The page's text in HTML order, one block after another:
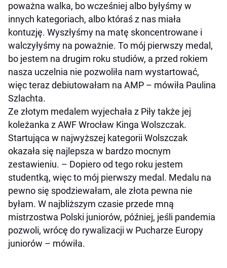
poważna walka, bo wcześniej albo byłyśmy w
innych kategoriach, albo któraś z nas miała
kontuzję. Wyszłyśmy na matę skoncentrowane i
walczyłyśmy na poważnie. To mój pierwszy medal,
bo jestem na drugim roku studiów, a przed rokiem
nasza uczelnia nie pozwoliła nam wystartować,
więc teraz debiutowałam na AMP – mówiła Paulina
Szlachta.
Ze złotym medalem wyjechała z Piły także jej
koleżanka z AWF Wrocław Kinga Wolszczak.
Startująca w najwyższej kategorii Wolszczak
okazała się najlepsza w bardzo mocnym
zestawieniu. – Dopiero od tego roku jestem
studentką, więc to mój pierwszy medal. Medalu na
pewno się spodziewałam, ale złota pewna nie
byłam. W najbliższym czasie przede mną
mistrzostwa Polski juniorów, później, jeśli pandemia
pozwoli, wrócę do rywalizacji w Pucharze Europy
juniorów – mówiła.